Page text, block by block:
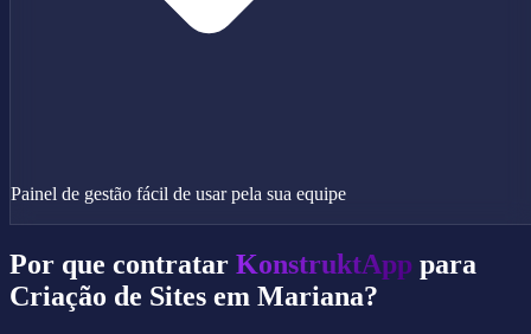
Painel de gestão fácil de usar pela sua equipe
Por que contratar KonstruktApp para
Criação de Sites em Mariana?